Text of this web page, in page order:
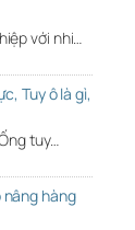
với nhi…
Tuy ô là gì,
tuy…
nâng hàng